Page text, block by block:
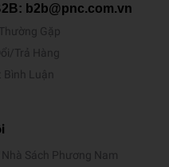
b2b@pnc.com.vn
Gặp
Trả Hàng
Bình Luận
Nhà Sách Phương Nam